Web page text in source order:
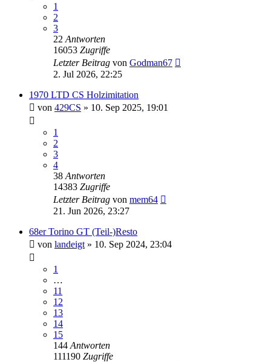
1
2
3
22 Antworten
16053 Zugriffe
Letzter Beitrag von Godman67
2. Jul 2026, 22:25
1970 LTD CS Holzimitation
von 429CS » 10. Sep 2025, 19:01
1
2
3
4
38 Antworten
14383 Zugriffe
Letzter Beitrag von mem64
21. Jun 2026, 23:27
68er Torino GT (Teil-)Resto
von landeigt » 10. Sep 2024, 23:04
1
…
11
12
13
14
15
144 Antworten
111190 Zugriffe